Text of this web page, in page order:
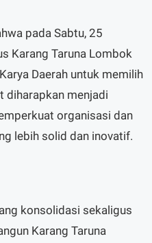
pada Sabtu, 25
Karang Taruna Lombok
Daerah untuk memilih
diharapkan menjadi
organisasi dan
lebih solid dan inovatif.
konsolidasi sekaligus
Karang Taruna